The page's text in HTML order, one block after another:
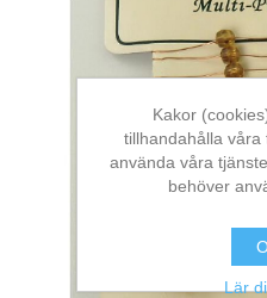
Kakor
tillhandahålla våra
använda våra
behöver
Lär